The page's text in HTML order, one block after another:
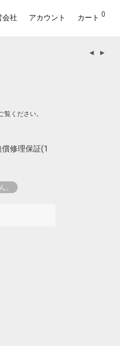
会社 アカウント カート 0
覧ください。
修理保証(1
。